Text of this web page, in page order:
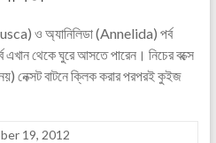
ও অ্যানিলিডা (Annelida) পর্ব
এখান থেকে ঘুরে আসতে পারেন। নিচের বক্সে
নেক্সট বাটনে ক্লিক করার পরপরই কুইজ
19, 2012